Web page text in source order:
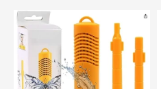
Spa gonflable avec jets massants
Spa gonflable pas cher
Spa Gonflable pour hiver